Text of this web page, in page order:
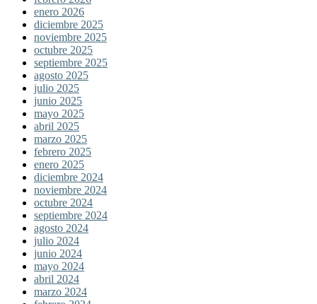
enero 2026
diciembre 2025
noviembre 2025
octubre 2025
septiembre 2025
agosto 2025
julio 2025
junio 2025
mayo 2025
abril 2025
marzo 2025
febrero 2025
enero 2025
diciembre 2024
noviembre 2024
octubre 2024
septiembre 2024
agosto 2024
julio 2024
junio 2024
mayo 2024
abril 2024
marzo 2024